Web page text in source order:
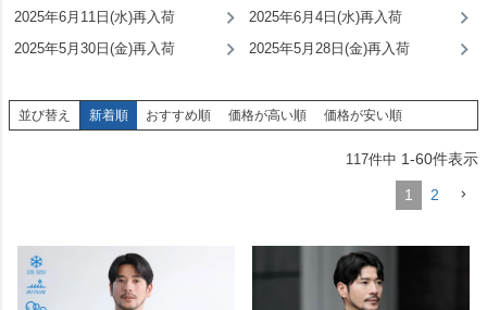
2025年6月11日(水)再入荷 2025年6月4日(水)再入荷
2025年5月30日(金)再入荷 2025年5月28日(金)再入荷
並び替え 新着順 おすすめ順 価格が高い順 価格が安い順
117件中 1-60件表示
1 2